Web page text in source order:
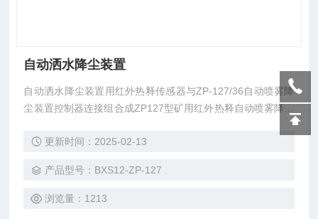
自动洒水降尘装置
自动洒水降尘装置用红外热释传感器与ZP-127/36自动喷雾降
尘装置控制器连接组合成ZP127型矿用红外热释自动喷雾降尘
更新时间：2025-02-13
产品型号：BXS12-ZP-127
浏览量：1213